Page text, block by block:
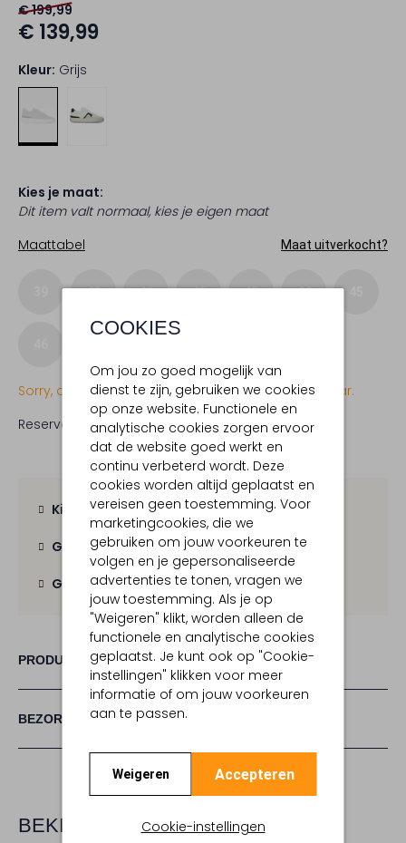
COOKIES
Om jou zo goed mogelijk van
dienst te zijn, gebruiken we cookies
op onze website. Functionele en
analytische cookies zorgen ervoor
dat de website goed werkt en
continu verbeterd wordt. Deze
cookies worden altijd geplaatst en
vereisen geen toestemming. Voor
marketingcookies, die we
gebruiken om jouw voorkeuren te
volgen en je gepersonaliseerde
advertenties te tonen, vragen we
jouw toestemming. Als je op
"Weigeren" klikt, worden alleen de
functionele en analytische cookies
geplaatst. Je kunt ook op "Cookie-
instellingen" klikken voor meer
informatie of om jouw voorkeuren
aan te passen.
Weigeren Accepteren
Cookie-instellingen
€ 199,99
€ 139,99
Kleur: Grijs
Kies je maat:
Dit item valt normaal, kies je eigen maat
Maattabel
Maat uitverkocht?
40 41 42 43 44
Sorry, dit item is momenteel (nog) niet beschikbaar.
Reserveer direct in een van onze 19 boutiques
Kies zelf je bezorgmoment
Gratis verzendingvanaf € 100,-
Gratis retourbinnen 30 dagen
PRODUCT INFORMATIE
BEZORGEN & RETOURNEREN
BEKIJK MEER